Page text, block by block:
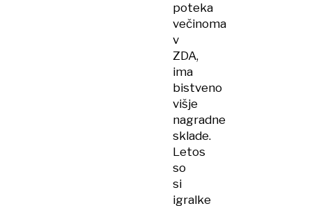
poteka
večinoma
v
ZDA,
ima
bistveno
višje
nagradne
sklade.
Letos
so
si
igralke